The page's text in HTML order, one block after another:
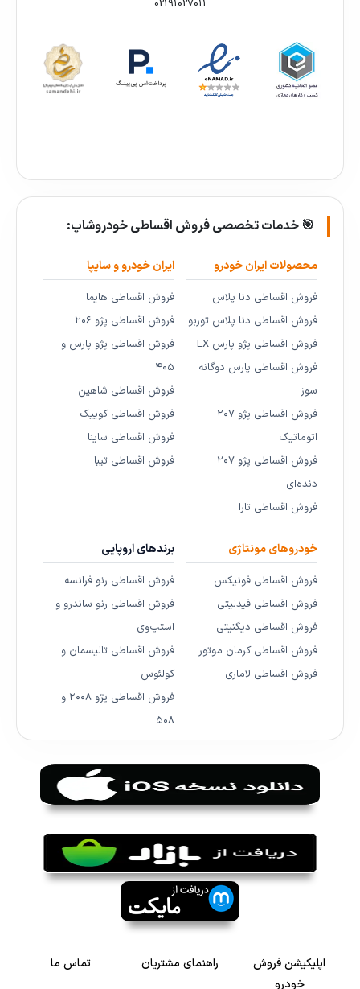
02191027011
🎯 خدمات تخصصی فروش اقساطی خودروشاپ:
محصولات ایران خودرو
فروش اقساطی دنا پلاس
فروش اقساطی دنا پلاس توربو
فروش اقساطی پژو پارس LX
فروش اقساطی پارس دوگانه
سوز
فروش اقساطی پژو ۲۰۷
اتوماتیک
فروش اقساطی پژو ۲۰۷
دنده‌ای
فروش اقساطی تارا
ایران خودرو و سایپا
فروش اقساطی هایما
فروش اقساطی پژو ۲۰۶
فروش اقساطی پژو پارس و
۴۰۵
فروش اقساطی شاهین
فروش اقساطی کوییک
فروش اقساطی ساینا
فروش اقساطی تیبا
خودروهای مونتاژی
فروش اقساطی فونیکس
فروش اقساطی فیدلیتی
فروش اقساطی دیگنیتی
فروش اقساطی کرمان موتور
فروش اقساطی لاماری
برندهای اروپایی
فروش اقساطی رنو فرانسه
فروش اقساطی رنو ساندرو و
استپ‌وی
فروش اقساطی تالیسمان و
کولئوس
فروش اقساطی پژو ۲۰۰۸ و
۵۰۸
اپلیکیشن فروش
خودرو
راهنمای مشتریان تماس ما